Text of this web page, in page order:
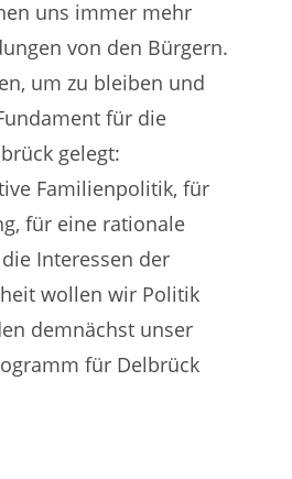
uns immer mehr
von den Bürgern.
um zu bleiben und
für die
gelegt:
Familienpolitik, für
für eine rationale
Interessen der
wollen wir Politik
demnächst unser
für Delbrück